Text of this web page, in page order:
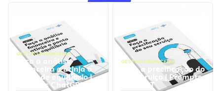
GESTÃO FINANCEIRA
Faça a análise
financeira e atinja o
ponto de equilíbrio |
Prompts ChatGPT
GESTÃO FINANCEIRA
Faça a precificação do
seu serviço | Prompts
ChatGPT